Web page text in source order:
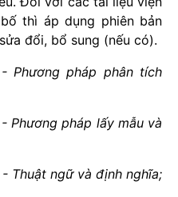
thì áp dụng phiên bản
đổi, bổ sung (nếu có).
Phương pháp phân tích
Phương pháp lấy mẫu và
Thuật ngữ và định nghĩa;